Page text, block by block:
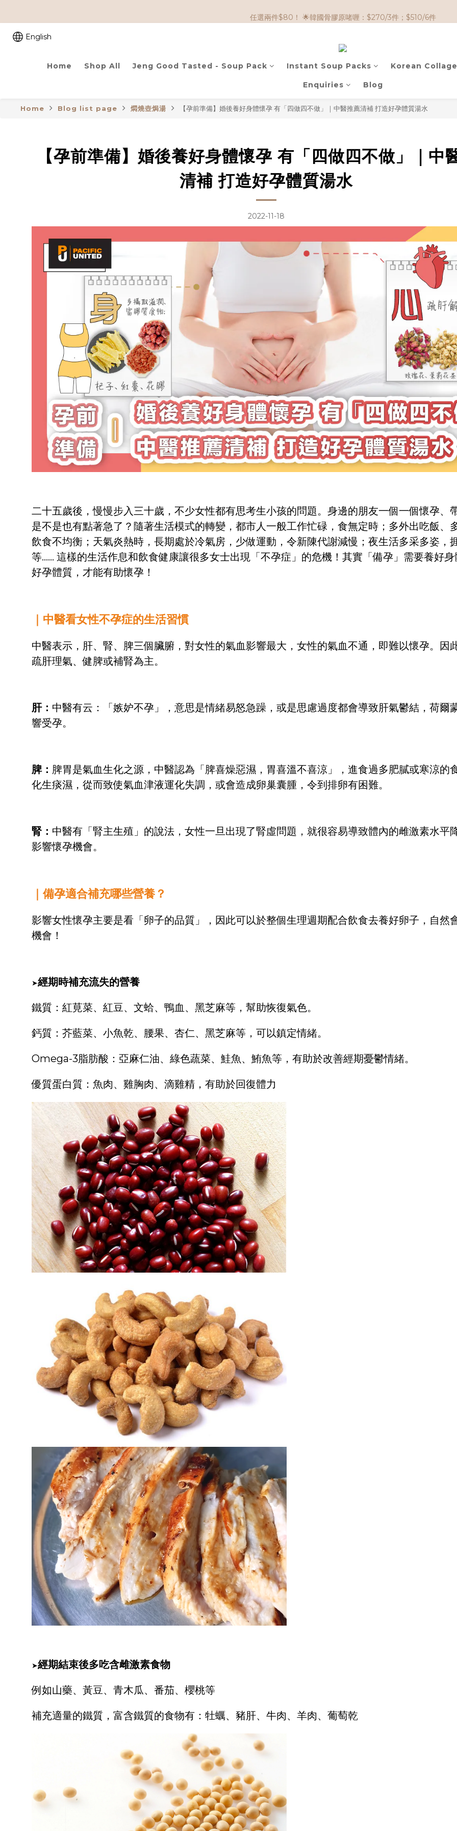
🌟購物滿 HK$650享95折； HK$950享9折；HK$1500享85折
任選兩件$80！ 🌟韓國骨膠原啫喱：$270/3件；$510/6件
English
Home Shop All Jeng Good Tasted - Soup Pack Instant Soup Packs Korean
Enquiries Blog
Home Blog list page 燜燒壺焗湯 【孕前準備】婚後養好身體懷孕 有「四做四不做」｜中醫推薦清補 打造好孕體質湯水
【孕前準備】婚後養好身體懷孕 有「四做四不做」｜中
清補 打造好孕體質湯水
2022-11-18
二十五歲後，慢慢步入三十歲，不少女性都有思考生小孩的問題。身邊的朋友一個一個懷孕、
是不是也有點著急了？隨著生活模式的轉變，都市人一般工作忙碌，食無定時；多外出吃飯、
飲食不均衡；天氣炎熱時，長期處於冷氣房，少做運動，令新陳代謝減慢；夜生活多采多姿，
等…… 這樣的生活作息和飲食健康讓很多女士出現「不孕症」的危機！其實「備孕」需要養好身
好孕體質，才能有助懷孕！
｜中醫看女性不孕症的生活習慣
中醫表示，肝、腎、脾三個臟腑，對女性的氣血影響最大，女性的氣血不通，即難以懷孕。因
疏肝理氣、健脾或補腎為主。
肝： 中醫有云：「嫉妒不孕」，意思是情緒易怒急躁，或是思慮過度都會導致肝氣鬱結，荷爾
響受孕。
脾： 脾胃是氣血生化之源，中醫認為「脾喜燥惡濕，胃喜溫不喜涼」，進食過多肥膩或寒涼的
化生痰濕，從而致使氣血津液運化失調，或會造成卵巢囊腫，令到排卵有困難。
腎： 中醫有「腎主生殖」的說法，女性一旦出現了腎虛問題，就很容易導致體內的雌激素水平
影響懷孕機會。
｜備孕適合補充哪些營養？
影響女性懷孕主要是看「卵子的品質」，因此可以於整個生理週期配合飲食去養好卵子，自然
機會！
➤經期時補充流失的營養
鐵質：紅莧菜、紅豆、文蛤、鴨血、黑芝麻等，幫助恢復氣色。
鈣質：芥藍菜、小魚乾、腰果、杏仁、黑芝麻等，可以鎮定情緒。
Omega-3脂肪酸：亞麻仁油、綠色蔬菜、鮭魚、鮪魚等，有助於改善經期憂鬱情緒。
優質蛋白質：魚肉、雞胸肉、滴雞精，有助於回復體力
➤經期結束後多吃含雌激素食物
例如山藥、黃豆、青木瓜、番茄、櫻桃等
補充適量的鐵質，富含鐵質的食物有：牡蠣、豬肝、牛肉、羊肉、葡萄乾